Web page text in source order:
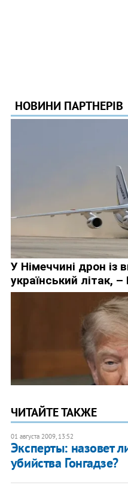
ЧИТАЙТЕ ТАКЖЕ
01 августа 2009, 13:52
Эксперты: назовет
убийства Гонгадзе?